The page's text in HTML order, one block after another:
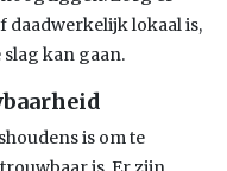
daadwerkelijk lokaal is,
kan gaan.
is om te